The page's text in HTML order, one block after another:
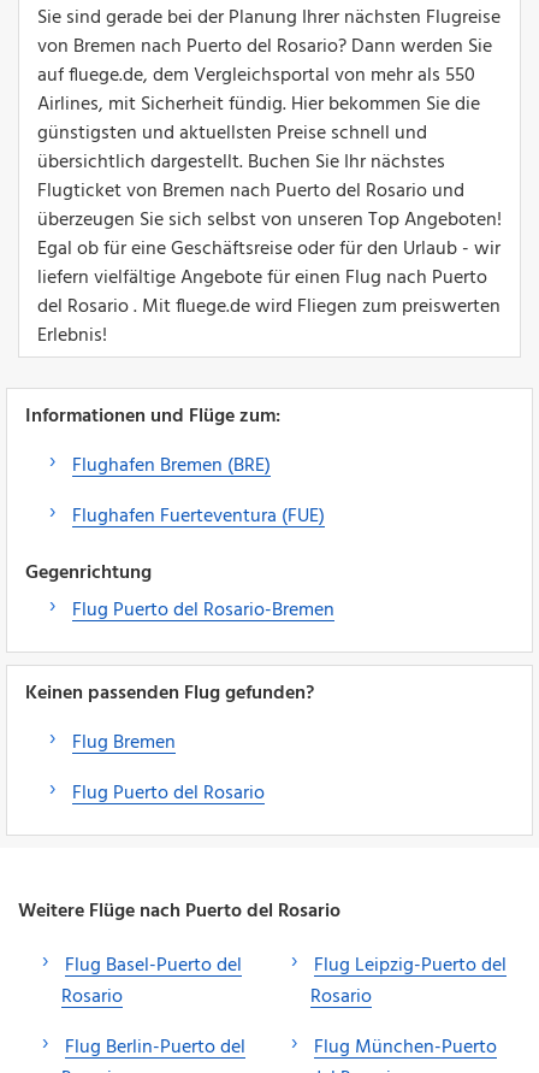
Sie sind gerade bei der Planung Ihrer nächsten Flugreise
von Bremen nach Puerto del Rosario? Dann werden Sie
auf fluege.de, dem Vergleichsportal von mehr als 550
Airlines, mit Sicherheit fündig. Hier bekommen Sie die
günstigsten und aktuellsten Preise schnell und
übersichtlich dargestellt. Buchen Sie Ihr nächstes
Flugticket von Bremen nach Puerto del Rosario und
überzeugen Sie sich selbst von unseren Top Angeboten!
Egal ob für eine Geschäftsreise oder für den Urlaub - wir
liefern vielfältige Angebote für einen Flug nach Puerto
del Rosario . Mit fluege.de wird Fliegen zum preiswerten
Erlebnis!
Informationen und Flüge zum:
Flughafen Bremen (BRE)
Flughafen Fuerteventura (FUE)
Gegenrichtung
Flug Puerto del Rosario-Bremen
Keinen passenden Flug gefunden?
Flug Bremen
Flug Puerto del Rosario
Weitere Flüge nach Puerto del Rosario
Flug Basel-Puerto del
Rosario
Flug Berlin-Puerto del
Flug Leipzig-Puerto del
Rosario
Flug München-Puerto